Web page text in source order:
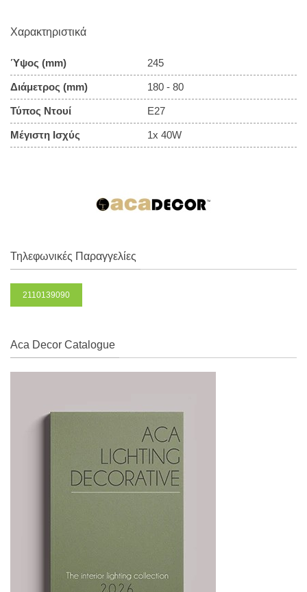
Χαρακτηριστικά
Ύψος (mm) 245
Διάμετρος (mm) 180 - 80
Τύπος Ντουί E27
Μέγιστη Ισχύς 1x 40W
Τηλεφωνικές Παραγγελίες
2110139090
Aca Decor Catalogue